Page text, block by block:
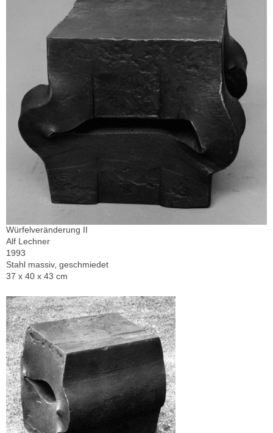
Würfelveränderung II
Alf Lechner
1993
Stahl massiv, geschmiedet
37 x 40 x 43 cm